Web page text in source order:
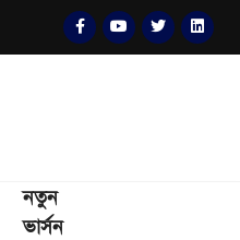
নতুন
ভার্সন